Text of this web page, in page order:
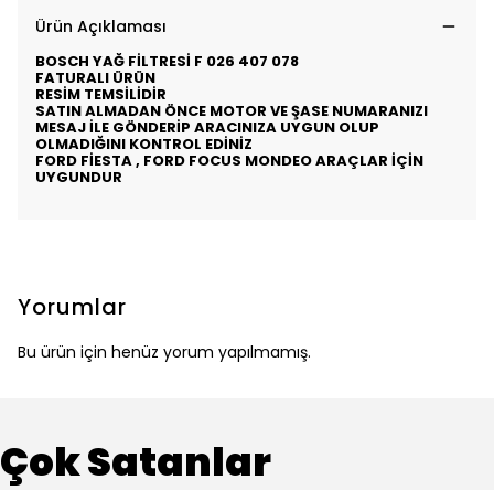
Ürün Açıklaması
BOSCH YAĞ FİLTRESİ F 026 407 078
FATURALI ÜRÜN
RESİM TEMSİLİDİR
SATIN ALMADAN ÖNCE MOTOR VE ŞASE NUMARANIZI
MESAJ İLE GÖNDERİP ARACINIZA UYGUN OLUP
OLMADIĞINI KONTROL EDİNİZ
FORD FİESTA , FORD FOCUS MONDEO ARAÇLAR İÇİN
UYGUNDUR
Yorumlar
Bu ürün için henüz yorum yapılmamış.
Çok Satanlar